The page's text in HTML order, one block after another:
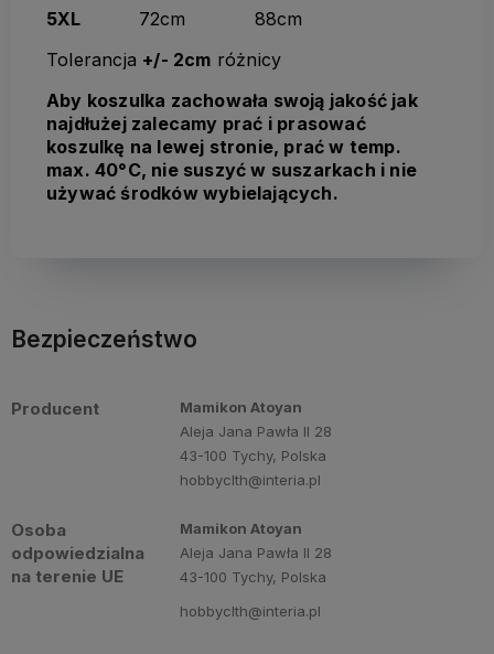
5XL 72cm 88cm
Tolerancja +/- 2cm różnicy
Aby koszulka zachowała swoją jakość jak
najdłużej zalecamy prać i prasować
koszulkę na lewej stronie, prać w temp.
max. 40°C, nie suszyć w suszarkach i nie
używać środków wybielających.
Bezpieczeństwo
Producent
Mamikon Atoyan
Aleja Jana Pawła II 28
43-100 Tychy, Polska
hobbyclth@interia.pl
Osoba
odpowiedzialna
na terenie UE
Mamikon Atoyan
Aleja Jana Pawła II 28
43-100 Tychy, Polska
hobbyclth@interia.pl